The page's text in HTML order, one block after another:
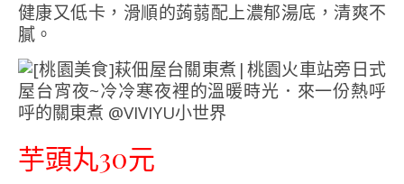
健康又低卡，滑順的蒟蒻配上濃郁湯底，清爽不
膩。
芋頭丸30元